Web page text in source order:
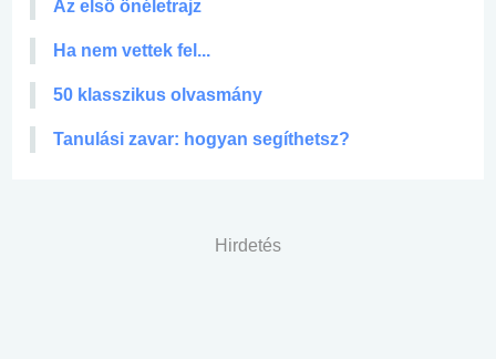
Az első önéletrajz
Ha nem vettek fel...
50 klasszikus olvasmány
Tanulási zavar: hogyan segíthetsz?
Hirdetés